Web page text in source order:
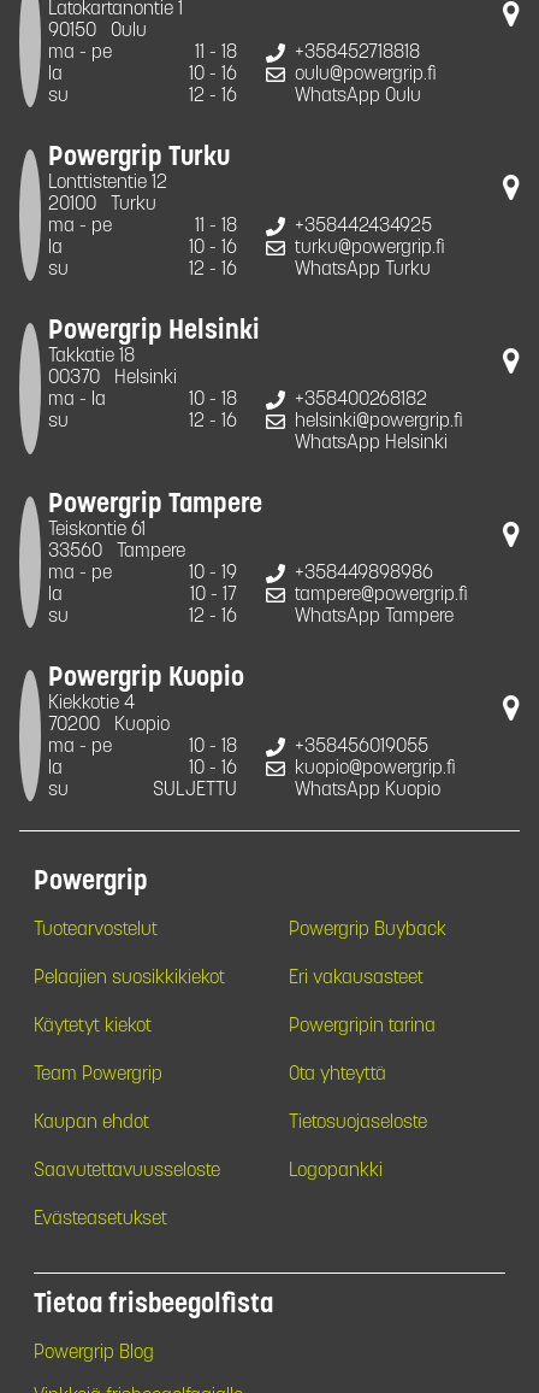
Latokartanontie 1
90150
Oulu
ma - pe
11 - 18
la
10 - 16
su
12 - 16
+358452718818
oulu@powergrip.fi
WhatsApp Oulu
Powergrip Turku
Lonttistentie 12
20100
Turku
ma - pe
11 - 18
la
10 - 16
su
12 - 16
+358442434925
turku@powergrip.fi
WhatsApp Turku
Powergrip Helsinki
Takkatie 18
00370
Helsinki
ma - la
10 - 18
su
12 - 16
+358400268182
helsinki@powergrip.fi
WhatsApp Helsinki
Powergrip Tampere
Teiskontie 61
33560
Tampere
ma - pe
10 - 19
la
10 - 17
su
12 - 16
+358449898986
tampere@powergrip.fi
WhatsApp Tampere
Powergrip Kuopio
Kiekkotie 4
70200
Kuopio
ma - pe
10 - 18
la
10 - 16
su
SULJETTU
+358456019055
kuopio@powergrip.fi
WhatsApp Kuopio
Powergrip
Tuotearvostelut Powergrip Buyback
Pelaajien suosikkikiekot Eri vakausasteet
Käytetyt kiekot Powergripin tarina
Team Powergrip Ota yhteyttä
Kaupan ehdot Tietosuojaseloste
Saavutettavuusseloste Logopankki
Evästeasetukset
Tietoa frisbeegolfista
Powergrip Blog